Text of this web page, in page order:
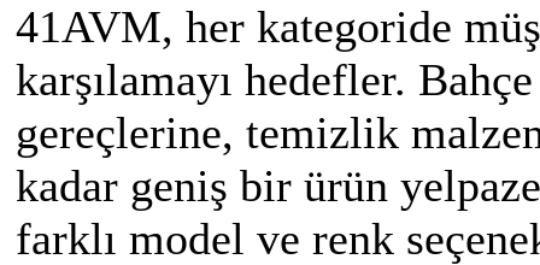
41AVM, her kategoride
karşılamayı hedefler.
gereçlerine, temizlik
kadar geniş bir ürün
farklı model ve renk